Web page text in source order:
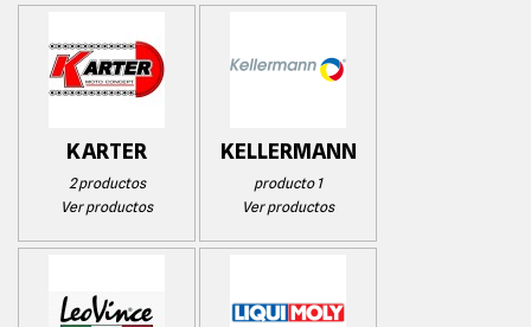
KARTER
2 productos
Ver productos
KELLERMANN
producto 1
Ver productos